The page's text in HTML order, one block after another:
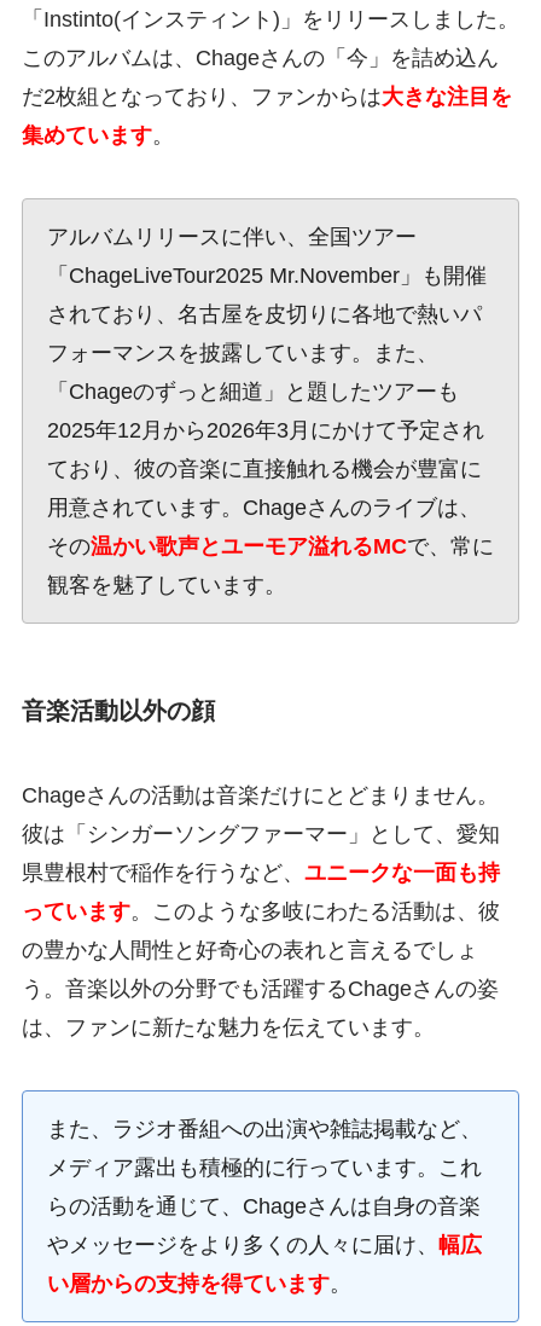
「Instinto(インスティント)」をリリースしました。
このアルバムは、Chageさんの「今」を詰め込ん
だ2枚組となっており、ファンからは大きな注目を
集めています。
アルバムリリースに伴い、全国ツアー
「ChageLiveTour2025 Mr.November」も開催
されており、名古屋を皮切りに各地で熱いパ
フォーマンスを披露しています。また、
「Chageのずっと細道」と題したツアーも
2025年12月から2026年3月にかけて予定され
ており、彼の音楽に直接触れる機会が豊富に
用意されています。Chageさんのライブは、
その温かい歌声とユーモア溢れるMCで、常に
観客を魅了しています。
音楽活動以外の顔
Chageさんの活動は音楽だけにとどまりません。
彼は「シンガーソングファーマー」として、愛知
県豊根村で稲作を行うなど、 ユニークな一面も持
っています。このような多岐にわたる活動は、彼
の豊かな人間性と好奇心の表れと言えるでしょ
う。音楽以外の分野でも活躍するChageさんの姿
は、ファンに新たな魅力を伝えています。
また、ラジオ番組への出演や雑誌掲載など、
メディア露出も積極的に行っています。これ
らの活動を通じて、Chageさんは自身の音楽
やメッセージをより多くの人々に届け、 幅広
い層からの支持を得ています。